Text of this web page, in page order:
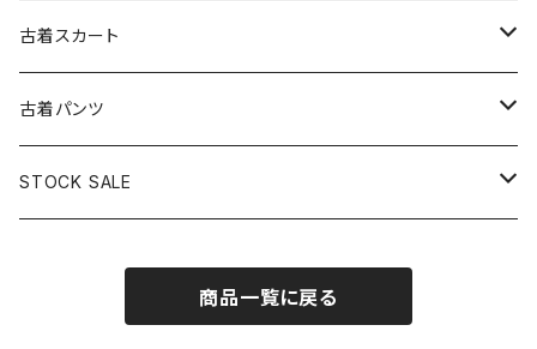
古着ベアトップワンピース
古着オールインワン
古着オーバーオール
古着パーカー
古着長袖プルオーバー
古着半袖プルオーバー
古着Ｔシャツ
古着長袖Ｔシャツ
古着半袖Ｔシャツ
古着ベスト
古着キャミソール
古着ポロシャツ
古着カーディガン
古着半袖ニット
古着ニットアウター
古着ライトジャケット
古着ライトコート
古着ヘビージャケット
古着スカート
古着ロング丈スカート (丈76cm-)
古着膝丈スカート (丈56-75cm)
古着ミニ丈スカート (丈56-75cm)
古着パンツ
古着ロング丈パンツ
STOCK SALE
Autumn / Winter
商品一覧に戻る